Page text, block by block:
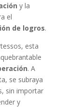
y la
el
de logros.
esta
. A
se subraya
sin importar
y